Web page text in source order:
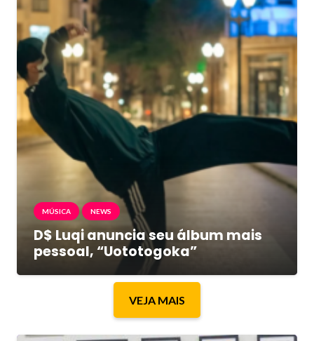
MÚSICA NEWS
D$ Luqi anuncia seu álbum mais
pessoal, “Uototogoka”
VEJA MAIS